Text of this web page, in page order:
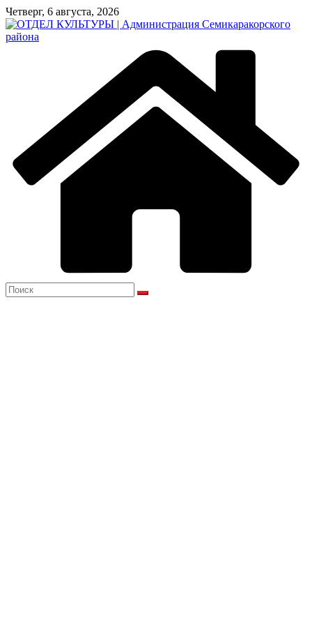
Перейти
к
содержимому
Четверг, 6 августа, 2026